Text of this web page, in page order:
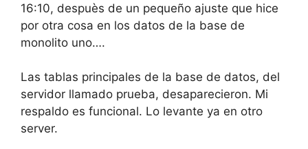
16:10, despuès de un pequeño ajuste que hice
por otra cosa en los datos de la base de
monolito uno….
Las tablas principales de la base de datos, del
servidor llamado prueba, desaparecieron. Mi
respaldo es funcional. Lo levante ya en otro
server.